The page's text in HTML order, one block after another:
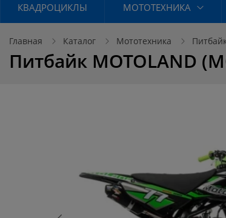
КВАДРОЦИКЛЫ МОТОТЕХНИКА
Главная Каталог Мототехника
Питбайк MOTOLAND